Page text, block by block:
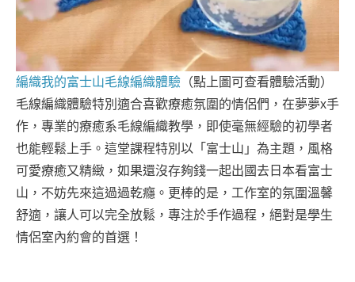
編織我的富士山毛線編織體驗 （點上圖可查看體驗活動）
毛線編織體驗特別適合喜歡療癒氛圍的情侶們，在夢夢x手
作，專業的療癒系毛線編織教學，即使毫無經驗的初學者
也能輕鬆上手。這堂課程特別以「富士山」為主題，風格
可愛療癒又精緻，如果還沒存夠錢一起出國去日本看富士
山，不妨先來這過過乾癮。更棒的是，工作室的氛圍溫馨
舒適，讓人可以完全放鬆，專注於手作過程，絕對是學生
情侶室內約會的首選！